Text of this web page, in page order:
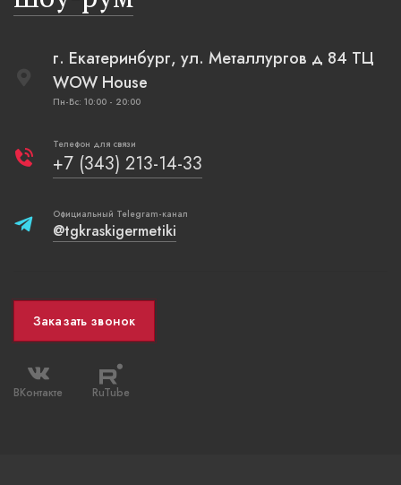
г. Екатеринбург, ул. Металлургов д 84 ТЦ
WOW House
Пн-Вс: 10:00 - 20:00
Телефон для связи
+7 (343) 213-14-33
Официальный Telegram-канал
@tgkraskigermetiki
Заказать звонок
ВКонтакте RuTube